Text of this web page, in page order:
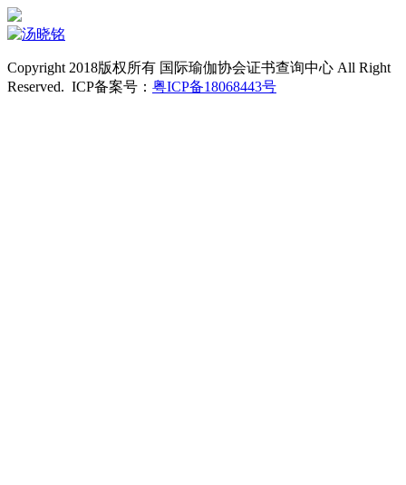
Copyright 2018版权所有 国际瑜伽协会证书查询中心 All Right
Reserved. ICP备案号： 粤ICP备18068443号